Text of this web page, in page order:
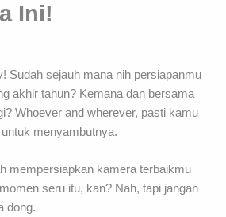
Ini!
Sudah sejauh mana nih persiapanmu
akhir tahun? Kemana dan bersama
Whoever and wherever, pasti kamu
menyambutnya.
mempersiapkan kamera terbaikmu
seru itu, kan? Nah, tapi jangan
dong.